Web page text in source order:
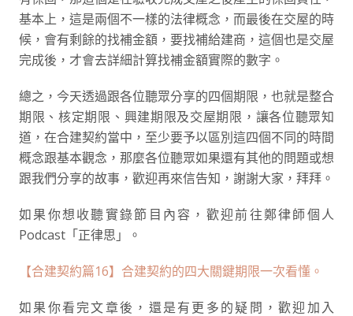
基本上，這是兩個不一樣的法律概念，而最後在交屋的時
候，會有剩餘的找補金額，要找補給建商，這個也是交屋
完成後，才會去詳細計算找補金額實際的數字。
總之，今天透過跟各位聽眾分享的四個期限，也就是整合
期限、核定期限、興建期限及交屋期限，讓各位聽眾知
道，在合建契約當中，至少要予以區別這四個不同的時間
概念跟基本觀念，那麼各位聽眾如果還有其他的問題或想
跟我們分享的故事，歡迎再來信告知，謝謝大家，拜拜。
如果你想收聽實錄節目內容，歡迎前往鄭律師個人
Podcast「正律思」。
【合建契約篇16】合建契約的四大關鍵期限一次看懂。
如果你看完文章後，還是有更多的疑問，歡迎加入